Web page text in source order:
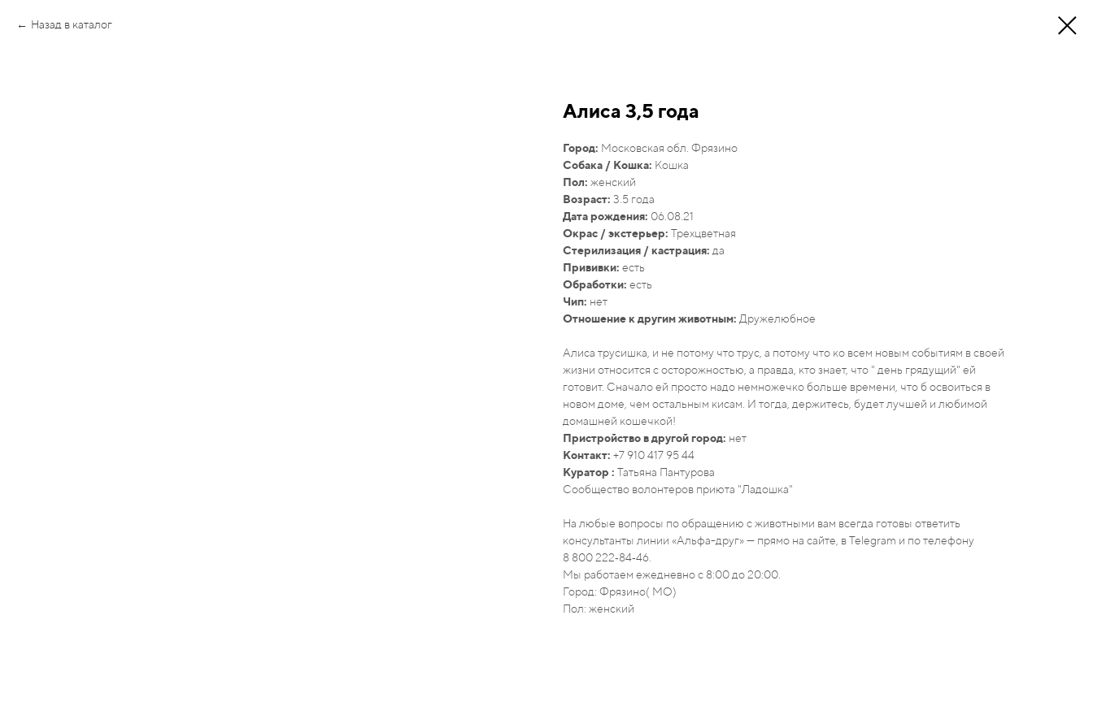
Назад в каталог
Алиса 3,5 года
Город: Московская обл. Фрязино
Собака / Кошка: Кошка
Пол: женский
Возраст: 3.5 года
Дата рождения: 06.08.21
Окрас / экстерьер: Трехцветная
Стерилизация / кастрация: да
Прививки: есть
Обработки: есть
Чип: нет
Отношение к другим животным: Дружелюбное
Алиса трусишка, и не потому что трус, а потому что ко всем новым событиям в своей
жизни относится с осторожностью, а правда, кто знает, что " день грядущий" ей
готовит. Сначало ей просто надо немножечко больше времени, что б освоиться в
новом доме, чем остальным кисам. И тогда, держитесь, будет лучшей и любимой
домашней кошечкой!
Пристройство в другой город: нет
Контакт: +7 910 417 95 44
Куратор : Татьяна Пантурова
Сообщество волонтеров приюта "Ладошка"
На любые вопросы по обращению с животными вам всегда готовы ответить
консультанты линии «Альфа-друг» — прямо на сайте, в Telegram и по телефону
8 800 222‑84‑46.
Мы работаем ежедневно с 8:00 до 20:00.
Город: Фрязино( МО)
Пол: женский